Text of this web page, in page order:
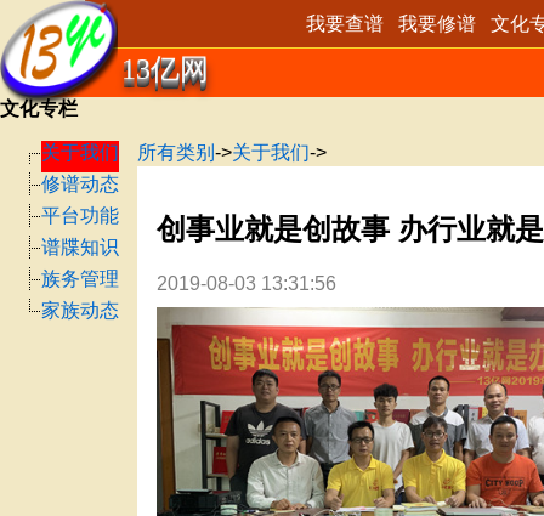
文化
我要修谱
我要查谱
13亿网
文化专栏
关于我们
修谱动态
平台功能
谱牒知识
族务管理
家族动态
所有类别 ->关于我们->
创事业就是创故事 办行业就
2019-08-03 13:31:56